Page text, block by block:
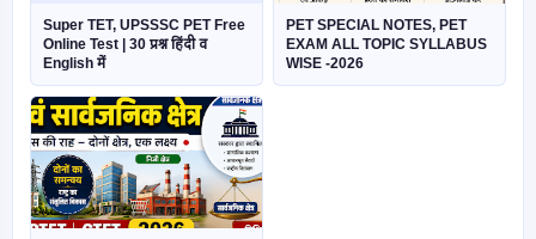
Super TET, UPSSSC PET Free
Online Test | 30 प्रश्न हिंदी व
English में
PET SPECIAL NOTES, PET
EXAM ALL TOPIC SYLLABUS
WISE -2026